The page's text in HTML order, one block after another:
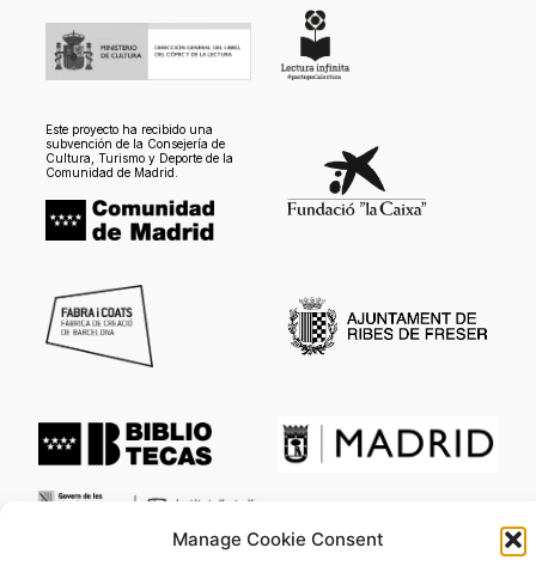
Manage Cookie Consent
Este proyecto ha recibido una
subvención de la Consejería de
Cultura, Turismo y Deporte de la
Comunidad de Madrid.